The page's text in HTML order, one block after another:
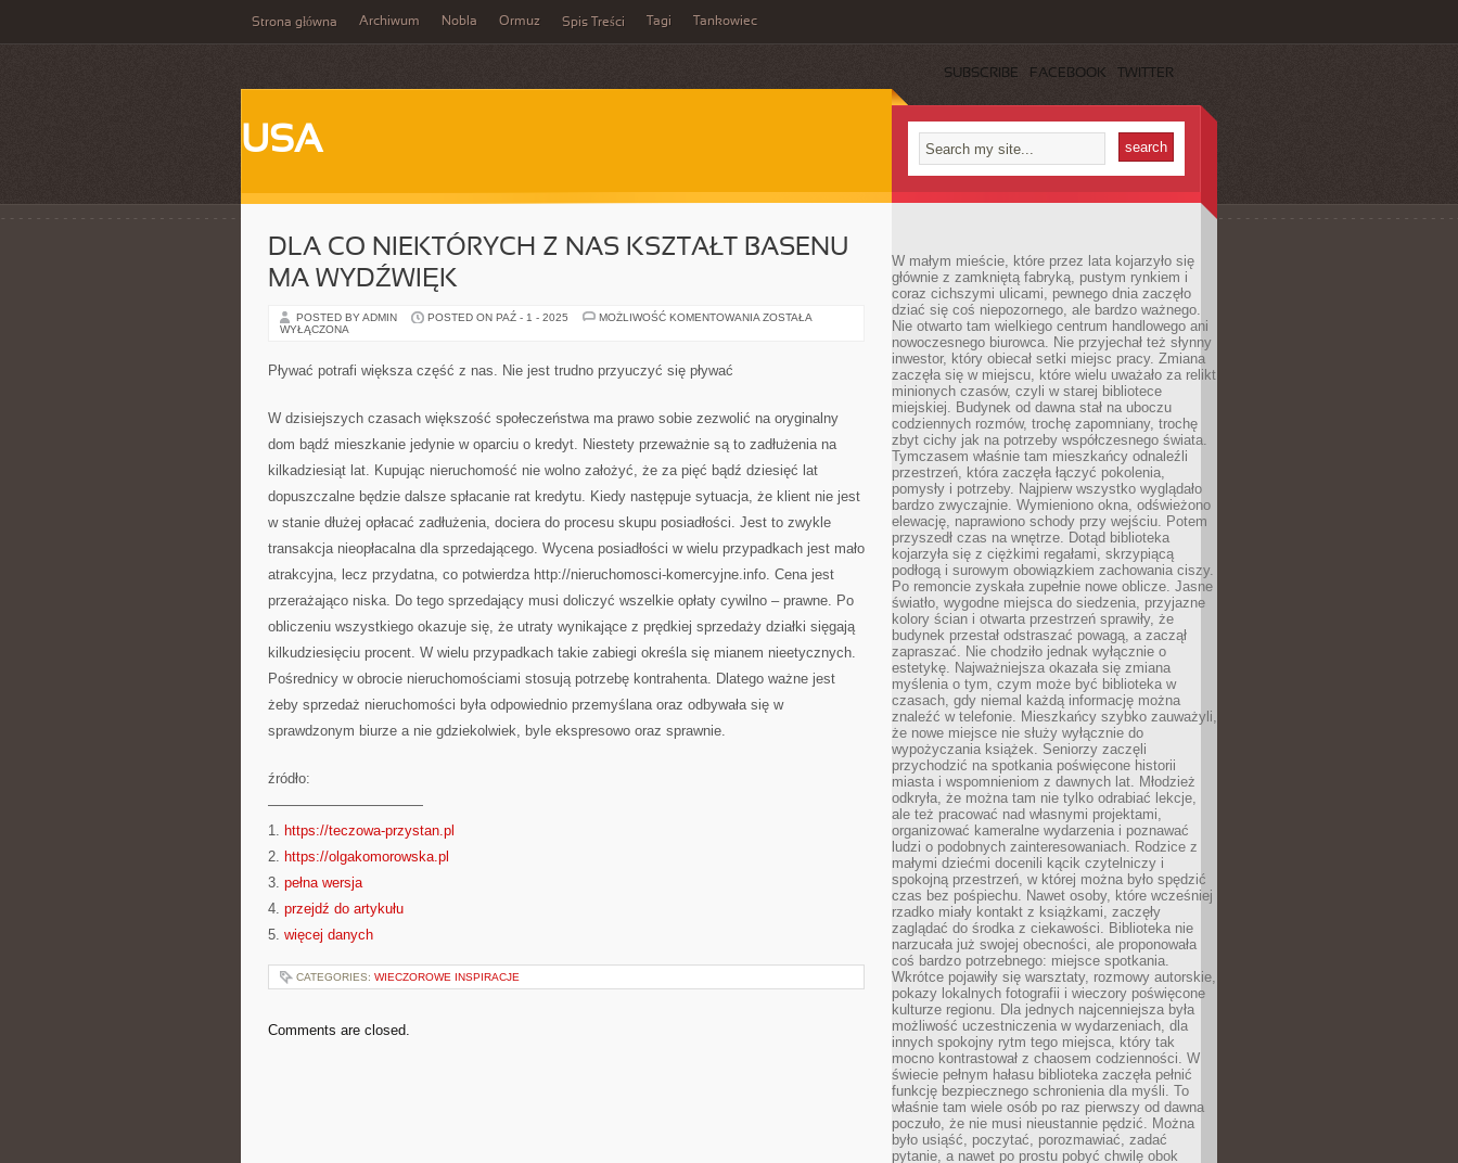
Strona główna Archiwum Nobla Ormuz Spis Treści Tagi Tankowiec
SUBSCRIBE FACEBOOK TWITTER
USA
DLA CO NIEKTÓRYCH Z NAS KSZTAŁT BASENU
MA WYDŹWIĘK
POSTED BY ADMIN POSTED ON PAŹ - 1 - 2025 MOŻLIWOŚĆ KOMENTOWANIA DLA
WYDŹWIĘK
ZOSTAŁA
WYŁĄCZONA
Pływać potrafi większa część z nas. Nie jest trudno przyuczyć się pływać
W dzisiejszych czasach większość społeczeństwa ma prawo sobie zezwolić na oryginalny
dom bądź mieszkanie jedynie w oparciu o kredyt. Niestety przeważnie są to zadłużenia na
kilkadziesiąt lat. Kupując nieruchomość nie wolno założyć, że za pięć bądź dziesięć lat
dopuszczalne będzie dalsze spłacanie rat kredytu. Kiedy następuje sytuacja, że klient nie jest
w stanie dłużej opłacać zadłużenia, dociera do procesu skupu posiadłości. Jest to zwykle
transakcja nieopłacalna dla sprzedającego. Wycena posiadłości w wielu przypadkach jest mało
atrakcyjna, lecz przydatna, co potwierdza http://nieruchomosci-komercyjne.info. Cena jest
przerażająco niska. Do tego sprzedający musi doliczyć wszelkie opłaty cywilno – prawne. Po
obliczeniu wszystkiego okazuje się, że utraty wynikające z prędkiej sprzedaży działki sięgają
kilkudziesięciu procent. W wielu przypadkach takie zabiegi określa się mianem nieetycznych.
Pośrednicy w obrocie nieruchomościami stosują potrzebę kontrahenta. Dlatego ważne jest
żeby sprzedaż nieruchomości była odpowiednio przemyślana oraz odbywała się w
sprawdzonym biurze a nie gdziekolwiek, byle ekspresowo oraz sprawnie.
źródło:
———————————
1. https://teczowa-przystan.pl
2. https://olgakomorowska.pl
3. pełna wersja
4. przejdź do artykułu
5. więcej danych
CATEGORIES: WIECZOROWE INSPIRACJE
Comments are closed.
W małym mieście, które przez lata kojarzyło się
głównie z zamkniętą fabryką, pustym rynkiem i
coraz cichszymi ulicami, pewnego dnia zaczęło
dziać się coś niepozornego, ale bardzo ważnego.
Nie otwarto tam wielkiego centrum handlowego ani
nowoczesnego biurowca. Nie przyjechał też słynny
inwestor, który obiecał setki miejsc pracy. Zmiana
zaczęła się w miejscu, które wielu uważało za relikt
minionych czasów, czyli w starej bibliotece
miejskiej. Budynek od dawna stał na uboczu
codziennych rozmów, trochę zapomniany, trochę
zbyt cichy jak na potrzeby współczesnego świata.
Tymczasem właśnie tam mieszkańcy odnaleźli
przestrzeń, która zaczęła łączyć pokolenia,
pomysły i potrzeby. Najpierw wszystko wyglądało
bardzo zwyczajnie. Wymieniono okna, odświeżono
elewację, naprawiono schody przy wejściu. Potem
przyszedł czas na wnętrze. Dotąd biblioteka
kojarzyła się z ciężkimi regałami, skrzypiącą
podłogą i surowym obowiązkiem zachowania ciszy.
Po remoncie zyskała zupełnie nowe oblicze. Jasne
światło, wygodne miejsca do siedzenia, przyjazne
kolory ścian i otwarta przestrzeń sprawiły, że
budynek przestał odstraszać powagą, a zaczął
zapraszać. Nie chodziło jednak wyłącznie o
estetykę. Najważniejsza okazała się zmiana
myślenia o tym, czym może być biblioteka w
czasach, gdy niemal każdą informację można
znaleźć w telefonie. Mieszkańcy szybko zauważyli,
że nowe miejsce nie służy wyłącznie do
wypożyczania książek. Seniorzy zaczęli
przychodzić na spotkania poświęcone historii
miasta i wspomnieniom z dawnych lat. Młodzież
odkryła, że można tam nie tylko odrabiać lekcje,
ale też pracować nad własnymi projektami,
organizować kameralne wydarzenia i poznawać
ludzi o podobnych zainteresowaniach. Rodzice z
małymi dziećmi docenili kącik czytelniczy i
spokojną przestrzeń, w której można było spędzić
czas bez pośpiechu. Nawet osoby, które wcześniej
rzadko miały kontakt z książkami, zaczęły
zaglądać do środka z ciekawości. Biblioteka nie
narzucała już swojej obecności, ale proponowała
coś bardzo potrzebnego: miejsce spotkania.
Wkrótce pojawiły się warsztaty, rozmowy autorskie,
pokazy lokalnych fotografii i wieczory poświęcone
kulturze regionu. Dla jednych najcenniejsza była
możliwość uczestniczenia w wydarzeniach, dla
innych spokojny rytm tego miejsca, który tak
mocno kontrastował z chaosem codzienności. W
świecie pełnym hałasu biblioteka zaczęła pełnić
funkcję bezpiecznego schronienia dla myśli. To
właśnie tam wiele osób po raz pierwszy od dawna
poczuło, że nie musi nieustannie pędzić. Można
było usiąść, poczytać, porozmawiać, zadać
pytanie, a nawet po prostu pobyć chwilę obok